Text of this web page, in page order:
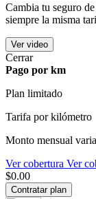
Cambia tu seguro
siempre la misma
Ver video
Cerrar
Pago por km
Plan limitado
Tarifa por kilómetro
Monto mensual
Ver cobertura Ver
$0.00
Contratar plan